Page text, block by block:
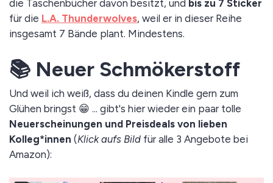
die Taschenbücher davon besitzt, und bis zu 7 Sticker
für die L.A. Thunderwolves, weil er in dieser Reihe
insgesamt 7 Bände plant. Mindestens.
📚 Neuer Schmökerstoff
Und weil ich weiß, dass du deinen Kindle gern zum
Glühen bringst 😁 ... gibt's hier wieder ein paar tolle
Neuerscheinungen und Preisdeals von lieben
Kolleg*innen (Klick aufs Bild für alle 3 Angebote bei
Amazon):